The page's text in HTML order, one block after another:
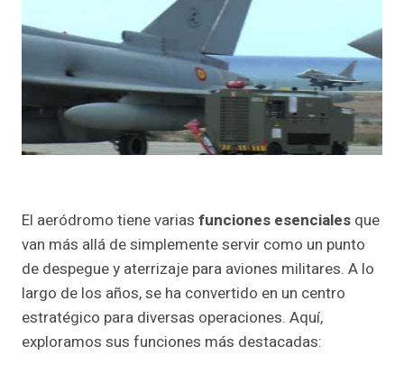
El aeródromo tiene varias funciones esenciales que
van más allá de simplemente servir como un punto
de despegue y aterrizaje para aviones militares. A lo
largo de los años, se ha convertido en un centro
estratégico para diversas operaciones. Aquí,
exploramos sus funciones más destacadas: